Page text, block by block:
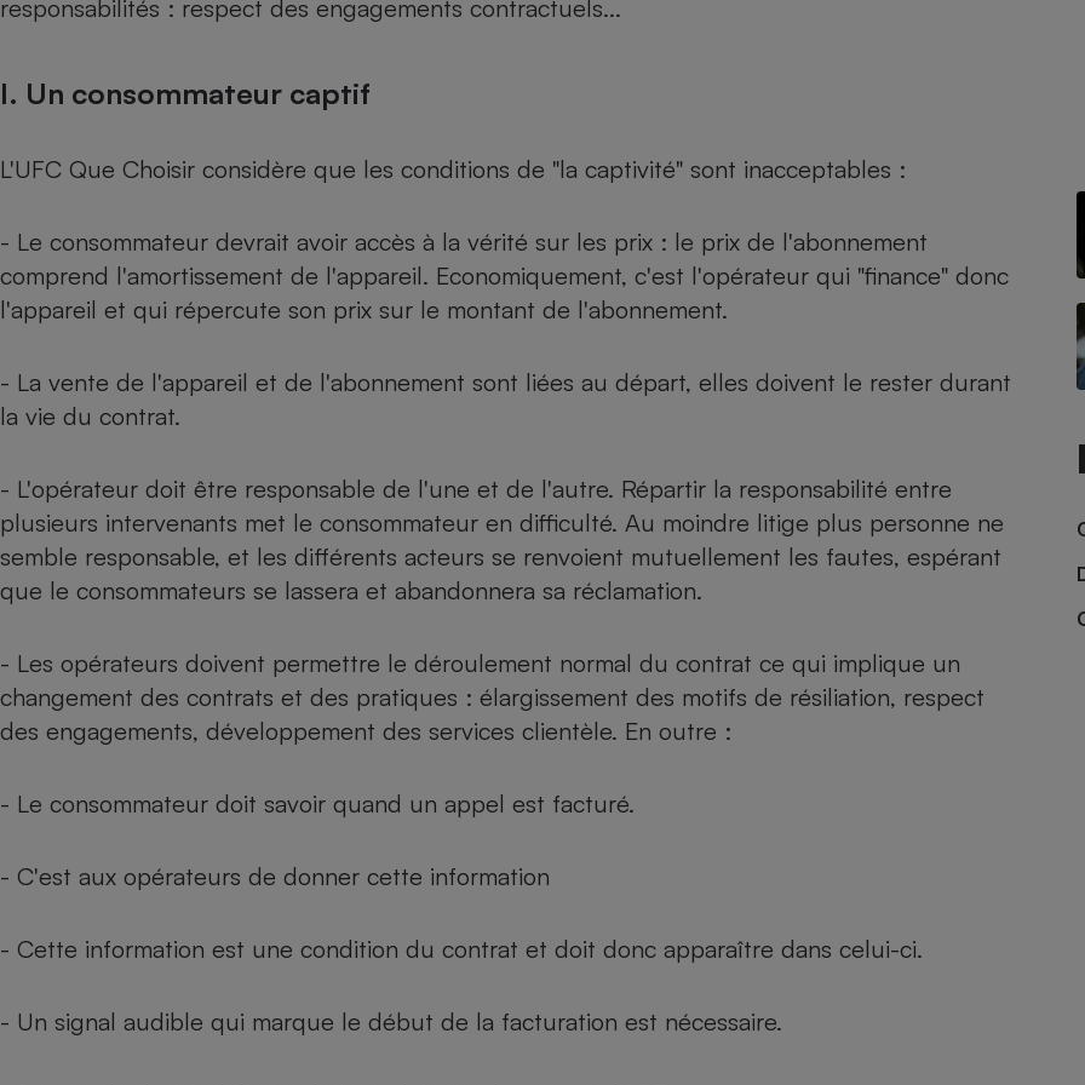
responsabilités : respect des engagements contractuels...
I. Un consommateur captif
L'UFC Que Choisir considère que les conditions de "la captivité" sont inacceptables :
- Le consommateur devrait avoir accès à la vérité sur les prix : le prix de l'abonnement
comprend l'amortissement de l'appareil. Economiquement, c'est l'opérateur qui "finance" donc
l'appareil et qui répercute son prix sur le montant de l'abonnement.
- La vente de l'appareil et de l'abonnement sont liées au départ, elles doivent le rester durant
la vie du contrat.
- L'opérateur doit être responsable de l'une et de l'autre. Répartir la responsabilité entre
plusieurs intervenants met le consommateur en difficulté. Au moindre litige plus personne ne
semble responsable, et les différents acteurs se renvoient mutuellement les fautes, espérant
que le consommateurs se lassera et abandonnera sa réclamation.
- Les opérateurs doivent permettre le déroulement normal du contrat ce qui implique un
changement des contrats et des pratiques : élargissement des motifs de résiliation, respect
des engagements, développement des services clientèle. En outre :
- Le consommateur doit savoir quand un appel est facturé.
- C'est aux opérateurs de donner cette information
- Cette information est une condition du contrat et doit donc apparaître dans celui-ci.
- Un signal audible qui marque le début de la facturation est nécessaire.
Champagne - Comment choisir une
Assurance emprunteur Assurance vie
Petit électroménager - Ustensile
Plaque de cuisson à
induction
Four encastrable
Climatiseur -
Ventilateur
Aspirateur
Téléviseur Ordinateur portable
Smartphone
numérique
Matelas Poêle à granulés
Radiateur électrique Électricité - Gaz
Climatiseur -
Ventilateur
Mutuelle Aide auditive